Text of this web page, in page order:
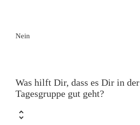
Nein
Was hilft Dir, dass es Dir in der
Tagesgruppe gut geht?